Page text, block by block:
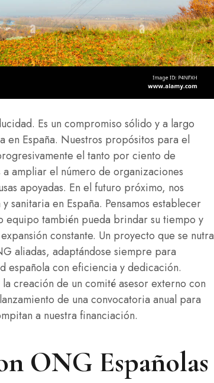
Es un compromiso sólido y a largo
en España. Nuestros propósitos para el
el tanto por ciento de
ampliar el número de organizaciones
apoyadas. En el futuro próximo, nos
en España. Pensamos establecer
equipo también pueda brindar su tiempo y
constante. Un proyecto que se nutra
aliadas, adaptándose siempre para
española con eficiencia y dedicación.
creación de un comité asesor externo con
de una convocatoria anual para
a nuestra financiación.
ONG Españolas